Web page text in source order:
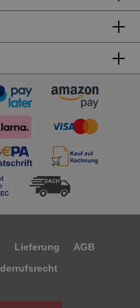
Lieferung
AGB